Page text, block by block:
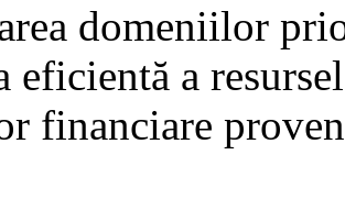
domeniilor
eficientă a
financiare